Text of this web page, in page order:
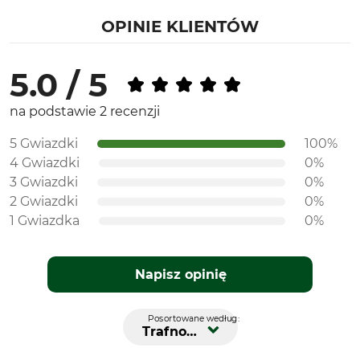
OPINIE KLIENTÓW
5.0 / 5
na podstawie 2 recenzji
5 Gwiazdki
100%
4 Gwiazdki
0%
3 Gwiazdki
0%
2 Gwiazdki
0%
1 Gwiazdka
0%
Napisz opinię
Posortowane według:
Trafność